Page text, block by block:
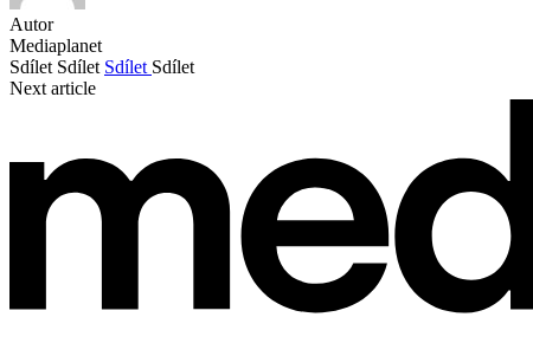
Autor
Mediaplanet
Sdílet Sdílet Sdílet Sdílet
Next article